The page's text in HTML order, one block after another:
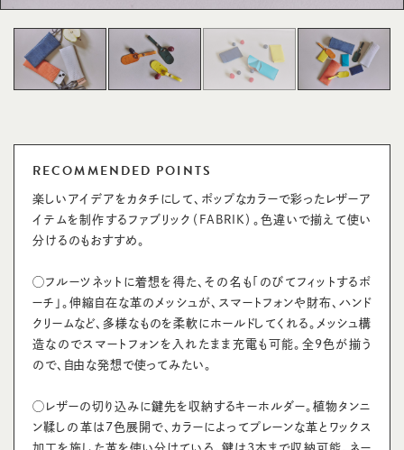
RECOMMENDED POINTS
楽しいアイデアをカタチにして、ポップなカラーで彩ったレザーア
イテムを制作するファブリック（FABRIK）。色違いで揃えて使い
分けるのもおすすめ。
◯フルーツネットに着想を得た、その名も「のびてフィットするポ
ーチ」。伸縮自在な革のメッシュが、スマートフォンや財布、ハンド
クリームなど、多様なものを柔軟にホールドしてくれる。メッシュ構
造なのでスマートフォンを入れたまま充電も可能。全9色が揃う
ので、自由な発想で使ってみたい。
◯レザーの切り込みに鍵先を収納するキーホルダー。植物タンニ
ン鞣しの革は7色展開で、カラーによってプレーンな革とワックス
加工を施した革を使い分けている。鍵は3本まで収納可能。ネー